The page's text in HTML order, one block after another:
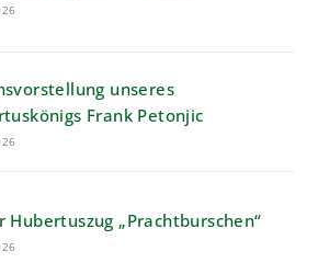
unseres
Frank Petonjic
Hubertuszug „Prachtburschen“